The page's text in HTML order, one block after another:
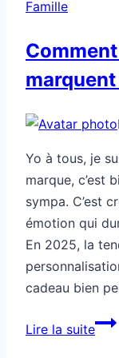
Famille
Yo à tous, je
marque, c’est
sympa. C’est
émotion qui
En 2025, la
cadeau bien
Lire la suite